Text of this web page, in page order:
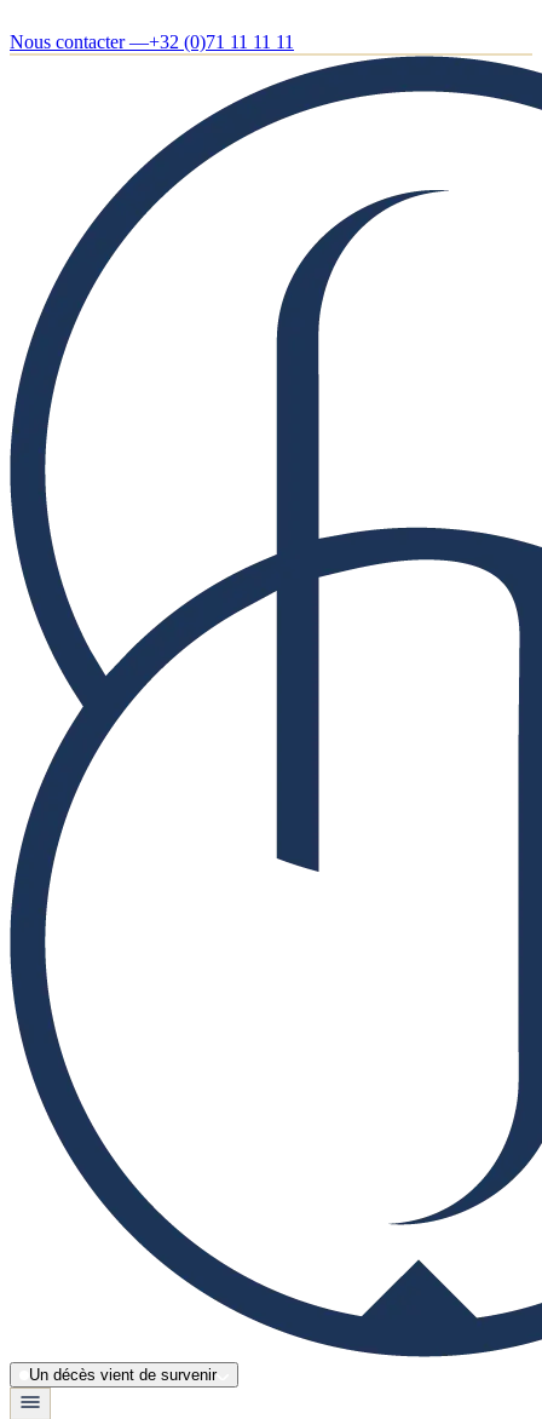
Nous contacter —+32 (0)71 11 11 11
Un décès vient de survenir